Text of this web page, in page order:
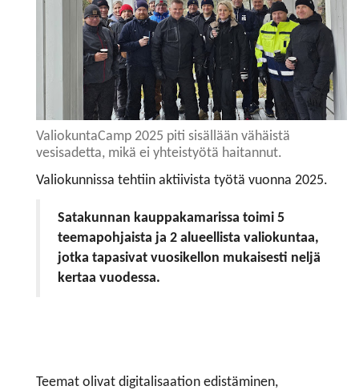
ValiokuntaCamp 2025 piti sisällään vähäistä
vesisadetta, mikä ei yhteistyötä haitannut.
Valiokunnissa tehtiin aktiivista työtä vuonna 2025.
Satakunnan kauppakamarissa toimi 5
teemapohjaista ja 2 alueellista valiokuntaa,
jotka tapasivat vuosikellon mukaisesti neljä
kertaa vuodessa.
Teemat olivat digitalisaation edistäminen,